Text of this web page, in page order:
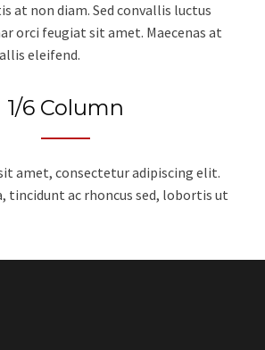
at non diam. Sed convallis luctus
orci feugiat sit amet. Maecenas at
eleifend.
1/6 Column
amet, consectetur adipiscing elit.
tincidunt ac rhoncus sed, lobortis ut